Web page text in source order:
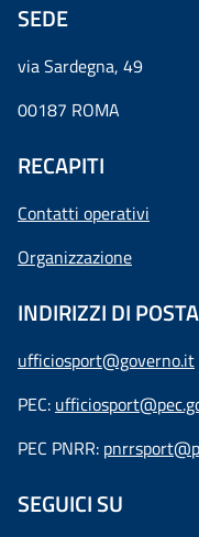
SEDE
via Sardegna, 49
00187 ROMA
RECAPITI
Contatti operativi
Organizzazione
INDIRIZZI DI
ufficiosport@governo.it
PEC:
PEC PNRR:
SEGUICI SU